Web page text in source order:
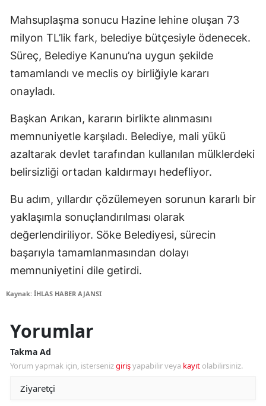
Mahsuplaşma sonucu Hazine lehine oluşan 73
milyon TL’lik fark, belediye bütçesiyle ödenecek.
Süreç, Belediye Kanunu’na uygun şekilde
tamamlandı ve meclis oy birliğiyle kararı
onayladı.
Başkan Arıkan, kararın birlikte alınmasını
memnuniyetle karşıladı. Belediye, mali yükü
azaltarak devlet tarafından kullanılan mülklerdeki
belirsizliği ortadan kaldırmayı hedefliyor.
Bu adım, yıllardır çözülemeyen sorunun kararlı bir
yaklaşımla sonuçlandırılması olarak
değerlendiriliyor. Söke Belediyesi, sürecin
başarıyla tamamlanmasından dolayı
memnuniyetini dile getirdi.
Kaynak: İHLAS HABER AJANSI
Yorumlar
Takma Ad
Yorum yapmak için, istersenizgirişyapabilir veya kayıt olabilirsiniz.